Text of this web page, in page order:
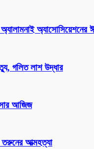
অ্যাসোসিয়েশনের
গলিত লাশ উদ্ধার
আজিজ
তরুনের আত্মহত্যা